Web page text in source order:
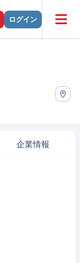
ログイン
企業情報